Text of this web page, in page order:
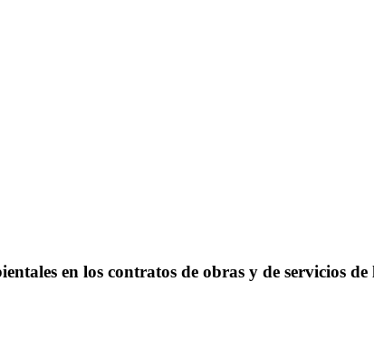
en los contratos de obras y de servicios